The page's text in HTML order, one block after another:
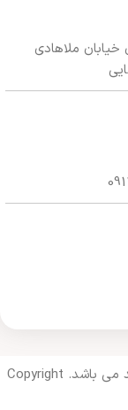
خیابان ملاهادی
کلیه حقوق سایت متعلق به فروشگاه امینی پروتلند می باشد. Copyright